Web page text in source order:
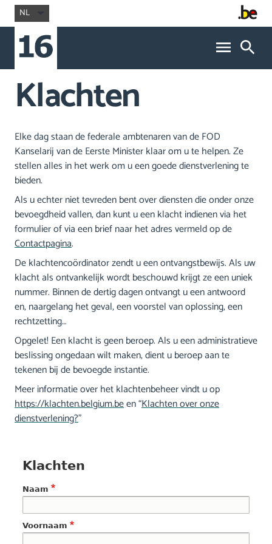
NL
Klachten
Elke dag staan de federale ambtenaren van de FOD
Kanselarij van de Eerste Minister klaar om u te helpen. Ze
stellen alles in het werk om u een goede dienstverlening te
bieden.
Als u echter niet tevreden bent over diensten die onder onze
bevoegdheid vallen, dan kunt u een klacht indienen via het
formulier of via een brief naar het adres vermeld op de
Contactpagina.
De klachtencoördinator zendt u een ontvangstbewijs. Als uw
klacht als ontvankelijk wordt beschouwd krijgt ze een uniek
nummer. Binnen de dertig dagen ontvangt u een antwoord
en, naargelang het geval, een voorstel van oplossing, een
rechtzetting…
Opgelet! Een klacht is geen beroep. Als u een administratieve
beslissing ongedaan wilt maken, dient u beroep aan te
tekenen bij de bevoegde instantie.
Meer informatie over het klachtenbeheer vindt u op
https://klachten.belgium.been “Klachten over onze
dienstverlening?”